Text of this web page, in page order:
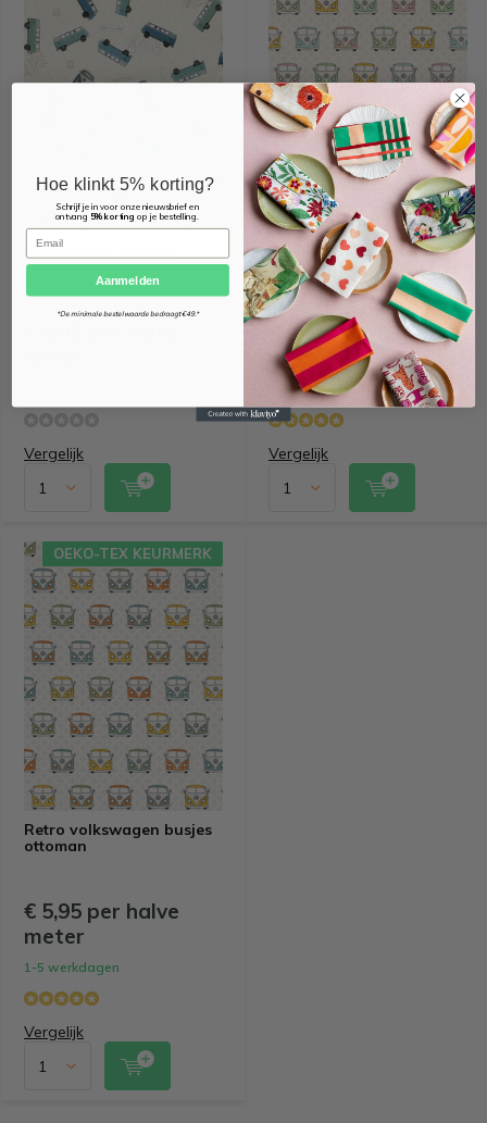
Volkswagen gobelin
Vergelijk
Retro volkswagen busjes
ottoman
€ 5,95 per halve
meter
1-5 werkdagen
Vergelijk
Retro volkswagen busjes
ottoman
OEKO-TEX KEURMERK
€ 5,95 per halve
meter
1-5 werkdagen
Vergelijk
Hoe klinkt 5% korting?
Schrijf je in voor onze nieuwsbrief en
ontvang 5% kortingop je bestelling.
Email
Aanmelden
*De minimale bestelwaarde bedraagt €49.*